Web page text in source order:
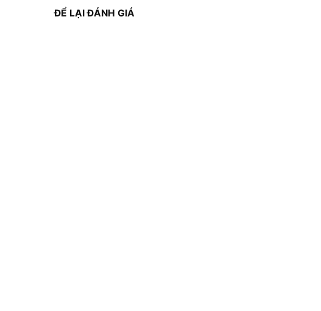
ĐỂ LẠI ĐÁNH GIÁ